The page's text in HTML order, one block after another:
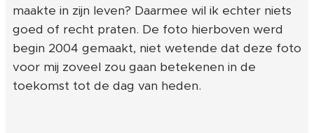
maakte in zijn leven? Daarmee wil ik echter niets
goed of recht praten. De foto hierboven werd
begin 2004 gemaakt, niet wetende dat deze foto
voor mij zoveel zou gaan betekenen in de
toekomst tot de dag van heden.